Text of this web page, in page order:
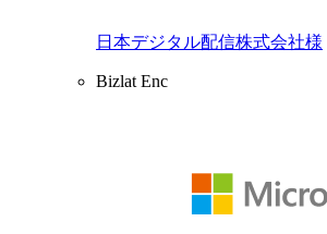
日本デジタル配信株式会社様
Bizlat Enc